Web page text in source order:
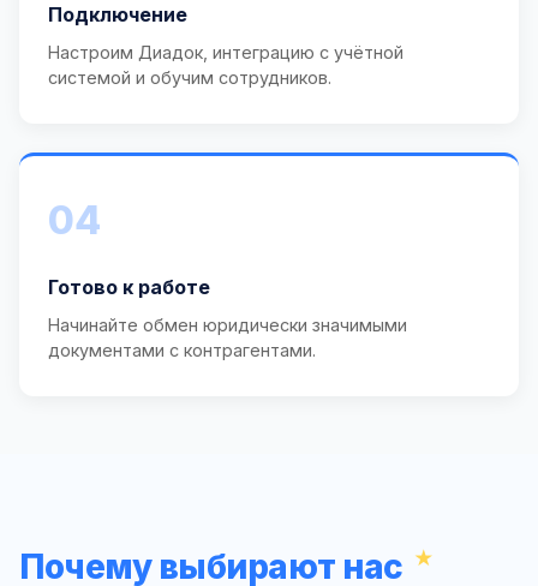
Подключение
Настроим Диадок, интеграцию с учётной
системой и обучим сотрудников.
04
Готово к работе
Начинайте обмен юридически значимыми
документами с контрагентами.
Почему выбирают нас